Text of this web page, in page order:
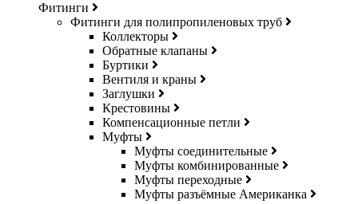
Фитинги
Фитинги для полипропиленовых труб
Коллекторы
Обратные клапаны
Буртики
Вентиля и краны
Заглушки
Крестовины
Компенсационные петли
Муфты
Муфты соединительные
Муфты комбинированные
Муфты переходные
Муфты разъёмные Американка